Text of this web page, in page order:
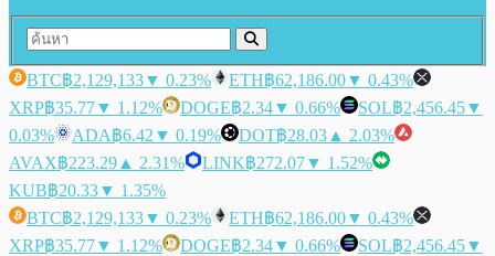
BTC฿2,129,133▼ 0.23% ETH฿62,186.00▼ 0.43%
XRP฿35.77▼ 1.12% DOGE฿2.34▼ 0.66% SOL฿2,456.45▼
0.03%
ADA฿6.42 ▼ 0.19% DOT฿28.03 ▲ 2.03%
AVAX฿223.29 ▲ 2.31% LINK฿272.07▼ 1.52%
KUB฿20.33▼ 1.35%
BTC฿2,129,133▼ 0.23% ETH฿62,186.00▼ 0.43%
XRP฿35.77▼ 1.12% DOGE฿2.34▼ 0.66% SOL฿2,456.45▼